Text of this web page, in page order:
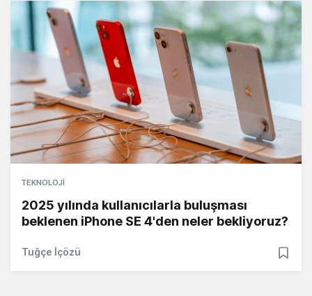
TEKNOLOJI
2025 yılında kullanıcılarla buluşması
beklenen iPhone SE 4'den neler bekliyoruz?
Tuğçe İçözü